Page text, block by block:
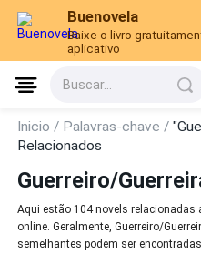
Buenovela
Baixe o livro
aplicativo
Buscar...
Inicio / Palavras-chave /
Relacionados
Guerreiro/
Aqui estão 104 novels relacionadas
online. Geralmente, Guerreiro/
semelhantes podem ser